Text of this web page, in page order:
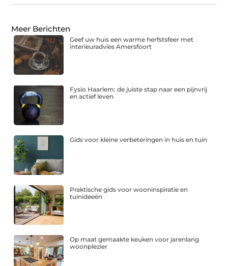
Meer Berichten
Geef uw huis een warme herfstsfeer met
interieuradvies Amersfoort
Fysio Haarlem: de juiste stap naar een pijnvrij
en actief leven
Gids voor kleine verbeteringen in huis en tuin
Praktische gids voor wooninspiratie en
tuinideeën
Op maat gemaakte keuken voor jarenlang
woonplezier